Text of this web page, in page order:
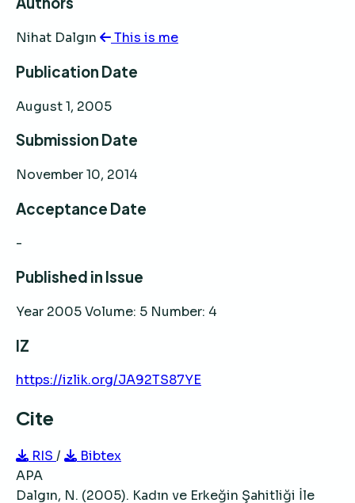
Nihat Dalgın This is me
Publication Date
August 1, 2005
Submission Date
November 10, 2014
Acceptance Date
-
Published in Issue
Year 2005 Volume: 5 Number: 4
IZ
https://izlik.org/JA92TS87YE
Cite
RIS /
Bibtex
APA
Dalgın, N. (2005). Kadın ve Erkeğin Şahitliği İle